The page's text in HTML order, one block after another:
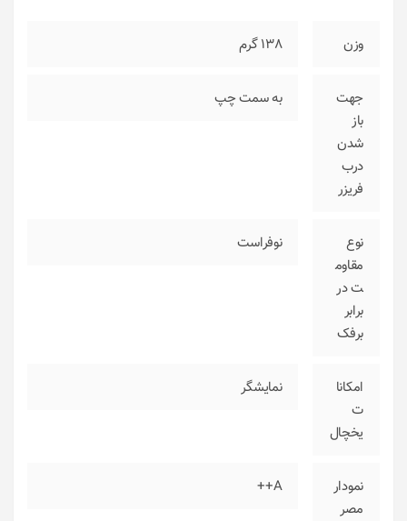
وزن 138 گرم
جهت
باز
شدن
درب
فریزر
به سمت چپ
نوع
مقاوم
ت در
برابر
برفک
نوفراست
امکانا
ت
یخچال
نمایشگر
نمودار
مصر
A++